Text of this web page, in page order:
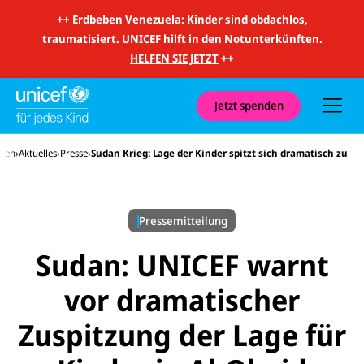
++ Erdbeben Venezuela: Kinder sind obdachlos,
traumatisiert. UNICEF hilft in den Notunterkünften.
HELFEN SIE JETZT++
Jetzt spenden
h
u
d
a
Aktuelles Presse Sudan Krieg: Lage der Kinder spitzt sich dramatisch zu
Pressemitteilung
Sudan: UNICEF warnt
vor dramatischer
Zuspitzung der Lage für